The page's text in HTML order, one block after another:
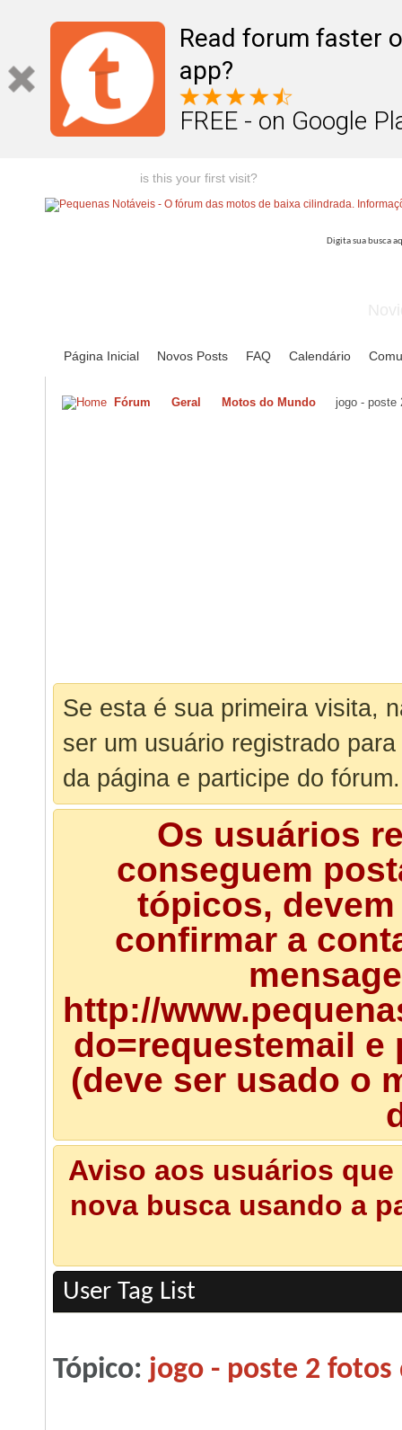
Read forum faster
app?
FREE - on Google
is this your first visit?
Página Inicial Novos Posts FAQ Calendário
Fórum Geral Motos do Mundo jogo - poste
Se esta é sua primeira visita,
ser um usuário registrado
da página e participe do fórum.
Os usuários
conseguem
tópicos,
confirmar a
http://
do=requestemail
(deve ser usado o
Aviso aos usuários
nova busca usando a
User Tag List
Tópico:jogo - poste 2